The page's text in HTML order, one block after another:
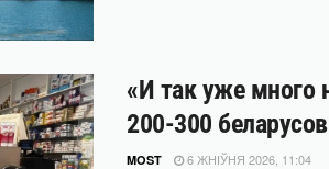
«И так уже много
200-300 беларусов
MOST 6 ЖНІЎНЯ 2026, 11:04